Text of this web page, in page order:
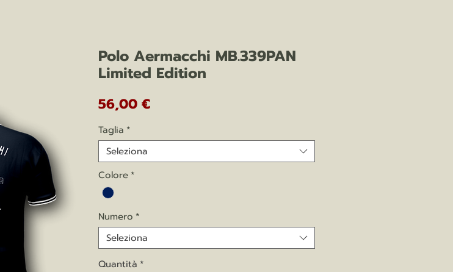
Polo Aermacchi MB.339PAN
Limited Edition
56,00 €Prezzo
Taglia *
Seleziona
Colore *
Numero *
Seleziona
Quantità *